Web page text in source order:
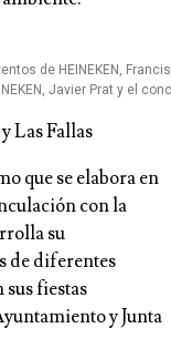
de HEINEKEN,
Javier Prat y el
Las Fallas
que se elabora en
con la
su
de diferentes
fiestas
y Junta